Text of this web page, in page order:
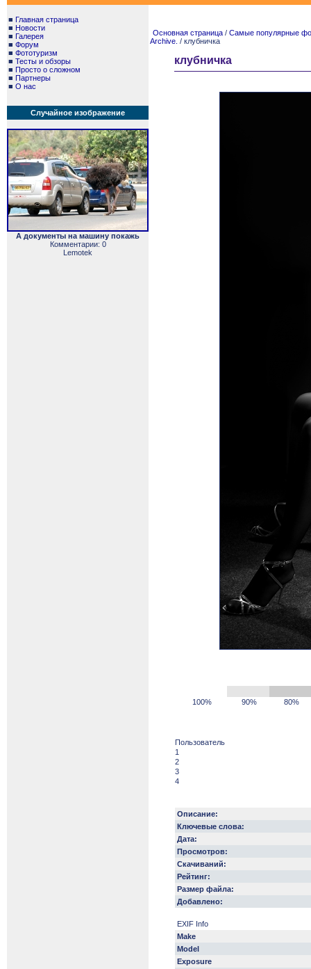
■ Главная страница
■ Новости
■ Галерея
■ Форум
■ Фототуризм
■ Тесты и обзоры
■ Просто о сложном
■ Партнеры
■ О нас
Случайное изображение
А документы на машину покажь
Комментарии: 0
Lemotek
Основная страница / Самые популярные
Archive. / клубничка
клубничка
100% 90% 80%
Пользователь
1
2
3
4
Описание:
Ключевые слова:
Дата:
Просмотров:
Скачиваний:
Рейтинг:
Размер файла:
Добавлено:
EXIF Info
Make
Model
Exposure